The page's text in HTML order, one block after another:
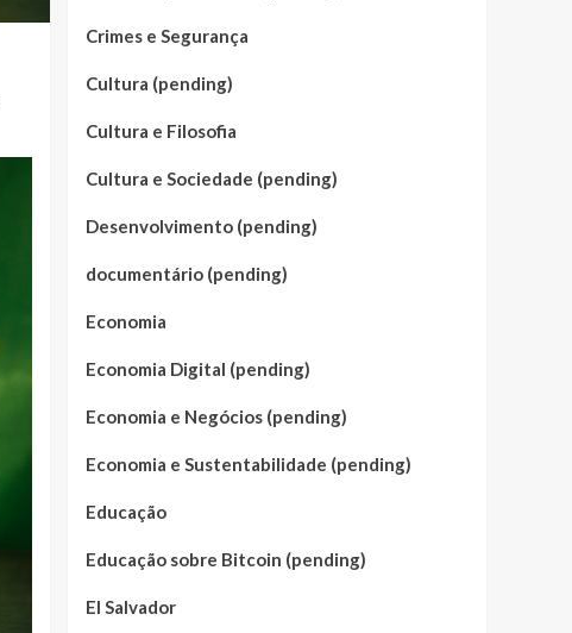
Crimes e Segurança
Cultura (pending)
Cultura e Filosofia
Cultura e Sociedade (pending)
Desenvolvimento (pending)
documentário (pending)
Economia
Economia Digital (pending)
Economia e Negócios (pending)
Economia e Sustentabilidade (pending)
Educação
Educação sobre Bitcoin (pending)
El Salvador